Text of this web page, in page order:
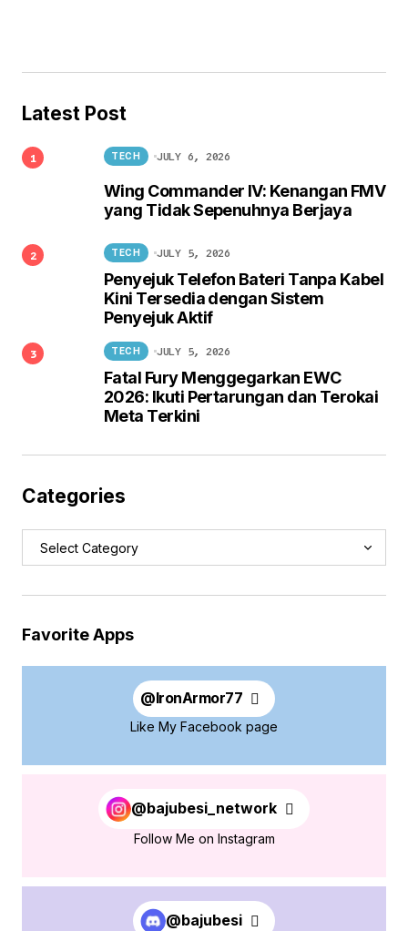
Latest Post
Wing Commander IV: Kenangan FMV
yang Tidak Sepenuhnya Berjaya
TECH JULY 6, 2026
Penyejuk Telefon Bateri Tanpa Kabel
Kini Tersedia dengan Sistem
Penyejuk Aktif
TECH JULY 5, 2026
Fatal Fury Menggegarkan EWC
2026: Ikuti Pertarungan dan Terokai
Meta Terkini
TECH JULY 5, 2026
Categories
Favorite Apps
@IronArmor77
Like My Facebook page
@bajubesi_network
Follow Me on Instagram
@bajubesi